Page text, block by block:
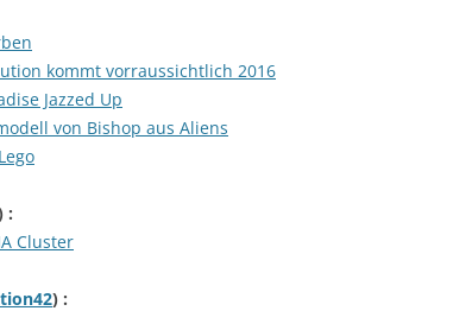
kommt vorraussichtlich 2016
Jazzed Up
von Bishop aus Aliens
:
Cluster
) :